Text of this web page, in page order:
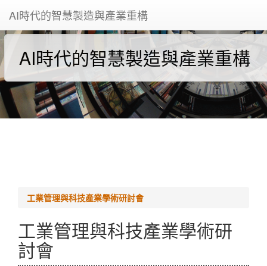
AI時代的智慧製造與產業重構
AI時代的智慧製造與產業重構
工業管理與科技產業學術研討會
工業管理與科技產業學術研
討會